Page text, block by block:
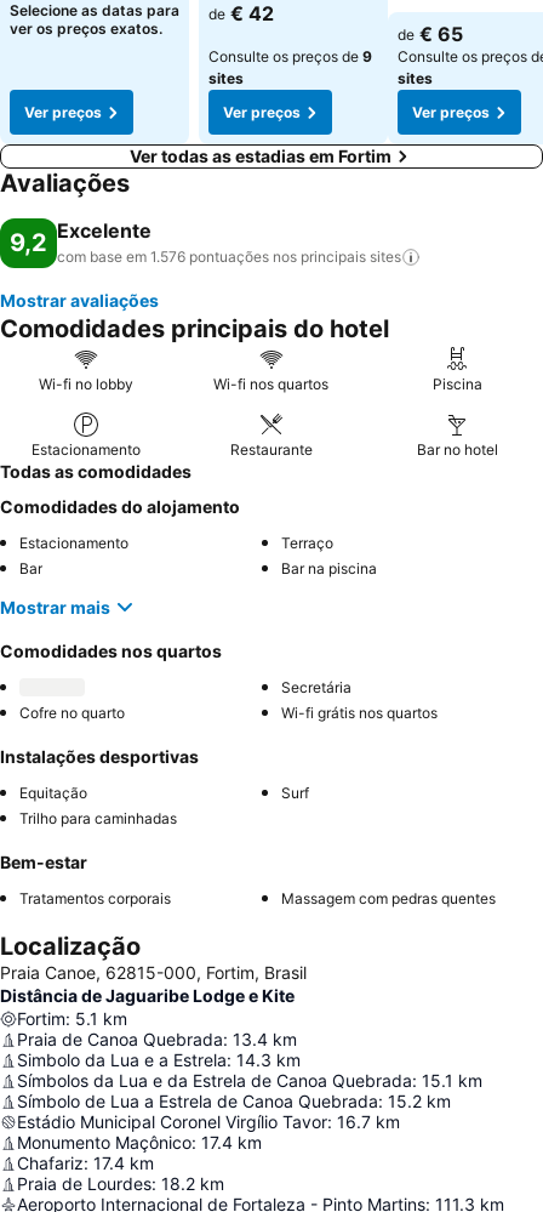
Selecione as datas para
ver os preços exatos.
Ver preços
de € 42
Consulte os preços de 9
sites
Ver preços
de € 65
Consulte os preços
sites
Ver preços
Ver todas as estadias em Fortim
Avaliações
9,2 Excelente
com base em 1.576 pontuações nos principais sites
Mostrar avaliações
Comodidades principais do hotel
Wi-fi no lobby Wi-fi nos quartos Piscina
Estacionamento Restaurante Bar no hotel
Todas as comodidades
Comodidades do alojamento
Estacionamento
Terraço
Bar
Bar na piscina
Mostrar mais
Comodidades nos quartos
Secretária
Cofre no quarto
Wi-fi grátis nos quartos
Instalações desportivas
Equitação
Surf
Trilho para caminhadas
Bem-estar
Tratamentos corporais Massagem com pedras quentes
Localização
Praia Canoe, 62815-000, Fortim, Brasil
Distância de Jaguaribe Lodge e Kite
Fortim: 5.1 km
Praia de Canoa Quebrada: 13.4 km
Simbolo da Lua e a Estrela: 14.3 km
Símbolos da Lua e da Estrela de Canoa Quebrada: 15.1 km
Símbolo de Lua a Estrela de Canoa Quebrada: 15.2 km
Estádio Municipal Coronel Virgílio Tavor: 16.7 km
Monumento Maçônico: 17.4 km
Chafariz: 17.4 km
Praia de Lourdes: 18.2 km
Aeroporto Internacional de Fortaleza - Pinto Martins: 111.3 km